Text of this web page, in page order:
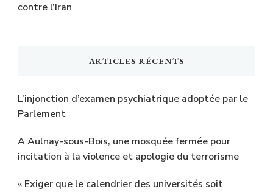
contre l’Iran
ARTICLES RÉCENTS
L’injonction d’examen psychiatrique adoptée par le
Parlement
A Aulnay-sous-Bois, une mosquée fermée pour
incitation à la violence et apologie du terrorisme
« Exiger que le calendrier des universités soit